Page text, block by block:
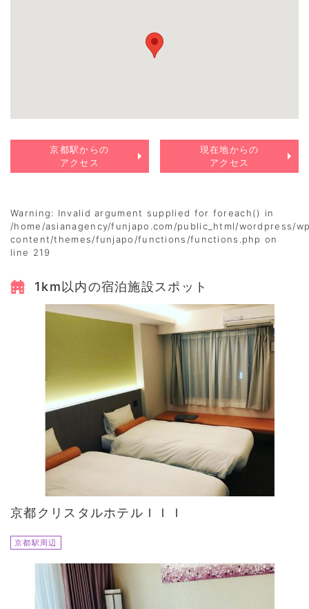
京都駅からの
アクセス
現在地からの
アクセス
Warning: Invalid argument supplied for foreach() in
/home/asianagency/funjapo.com/public_html/wordpress/
content/themes/funjapo/functions/functions.php on
line 219
1km以内の宿泊施設スポット
京都クリスタルホテルＩＩＩ
京都駅周辺